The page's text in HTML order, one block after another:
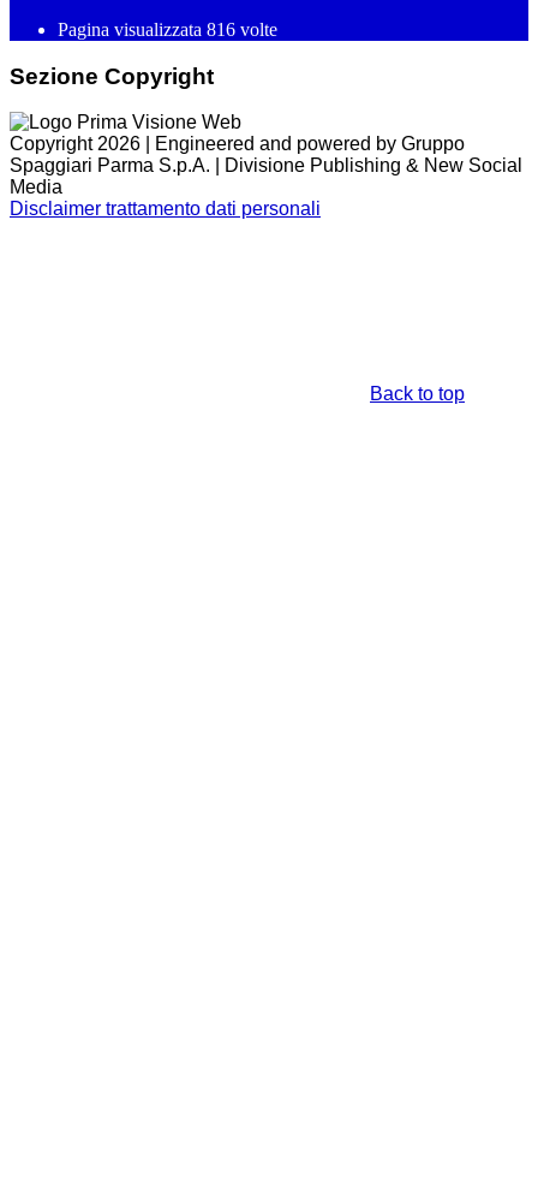
Pagina visualizzata 816 volte
Sezione Copyright
Copyright 2026 | Engineered and powered by Gruppo
Spaggiari Parma S.p.A. | Divisione Publishing & New Social
Media
Disclaimer trattamento dati personali
Back to top